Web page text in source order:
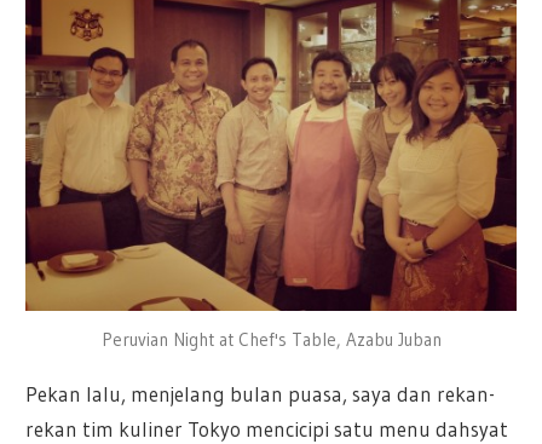
Peruvian Night at Chef's Table, Azabu Juban
Pekan lalu, menjelang bulan puasa, saya dan rekan-
rekan tim kuliner Tokyo mencicipi satu menu dahsyat